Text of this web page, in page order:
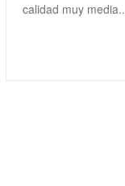
calidad muy